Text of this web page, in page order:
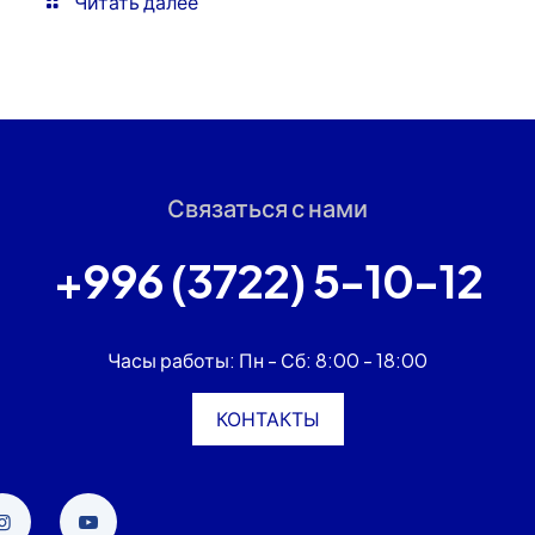
Связаться с нами
+996 (3722) 5-10-12
Часы работы: Пн - Сб: 8:00 - 18:00
КОНТАКТЫ